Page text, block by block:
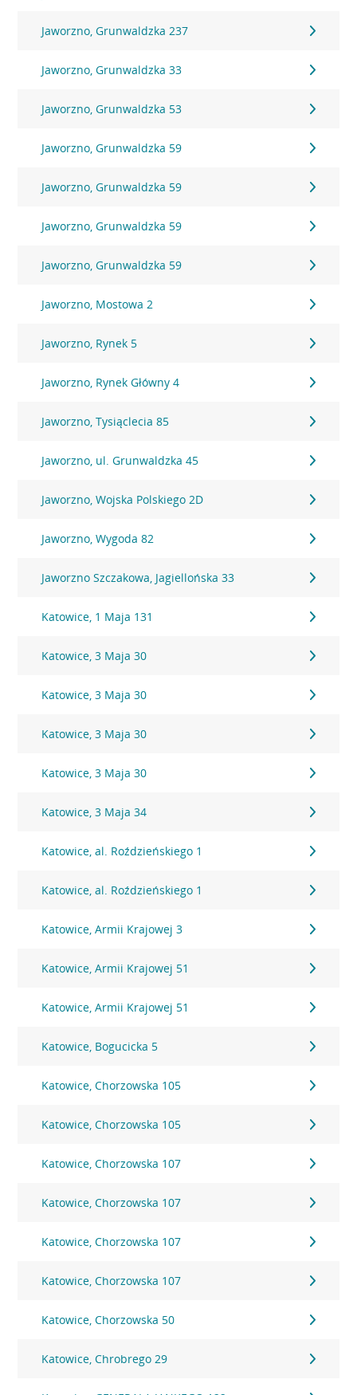
Jaworzno, Grunwaldzka 237
Jaworzno, Grunwaldzka 33
Jaworzno, Grunwaldzka 53
Jaworzno, Grunwaldzka 59
Jaworzno, Grunwaldzka 59
Jaworzno, Grunwaldzka 59
Jaworzno, Grunwaldzka 59
Jaworzno, Mostowa 2
Jaworzno, Rynek 5
Jaworzno, Rynek Główny 4
Jaworzno, Tysiąclecia 85
Jaworzno, ul. Grunwaldzka 45
Jaworzno, Wojska Polskiego 2D
Jaworzno, Wygoda 82
Jaworzno Szczakowa, Jagiellońska 33
Katowice, 1 Maja 131
Katowice, 3 Maja 30
Katowice, 3 Maja 30
Katowice, 3 Maja 30
Katowice, 3 Maja 30
Katowice, 3 Maja 34
Katowice, al. Roździeńskiego 1
Katowice, al. Roździeńskiego 1
Katowice, Armii Krajowej 3
Katowice, Armii Krajowej 51
Katowice, Armii Krajowej 51
Katowice, Bogucicka 5
Katowice, Chorzowska 105
Katowice, Chorzowska 105
Katowice, Chorzowska 107
Katowice, Chorzowska 107
Katowice, Chorzowska 107
Katowice, Chorzowska 107
Katowice, Chorzowska 50
Katowice, Chrobrego 29